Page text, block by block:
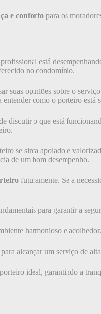
e conforto para os
está
no condomínio.
suas opiniões sobre o
como o porteiro está
discutir o que está
se sinta apoiado e
de um bom desempenho.
futuramente. Se a
para garantir a
harmonioso e acolhedor.
alcançar um serviço de
ideal, garantindo a